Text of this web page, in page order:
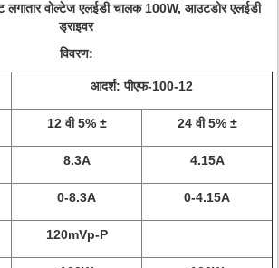
लगातार वोल्टेज एलईडी चालक 100W, आउटडोर एलईडी
ड्राइवर
विवरण:
आदर्श: पीएफ-100-12
12 वी 5% ± 24 वी 5% ±
8.3A 4.15A
0-8.3A 0-4.15A
120mVp-P